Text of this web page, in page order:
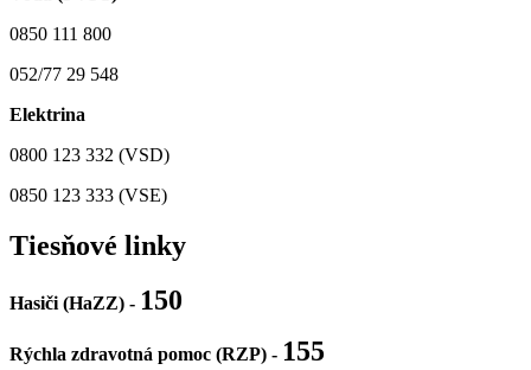
0850 111 800
052/77 29 548
Elektrina
0800 123 332 (VSD)
0850 123 333 (VSE)
Tiesňové linky
Hasiči (HaZZ) - 150
Rýchla zdravotná pomoc (RZP) - 155